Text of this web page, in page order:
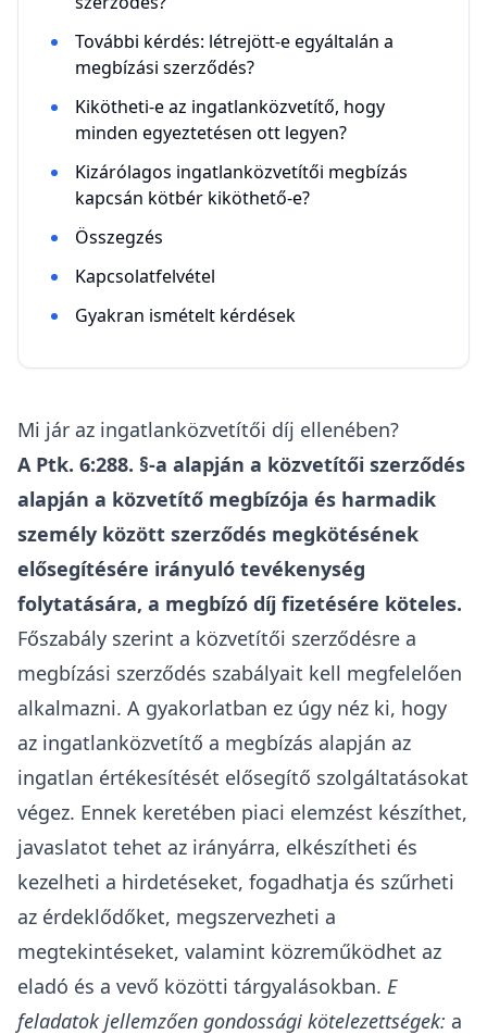
További kérdés: létrejött-e egyáltalán a
megbízási szerződés?
Kikötheti-e az ingatlanközvetítő, hogy
minden egyeztetésen ott legyen?
Kizárólagos ingatlanközvetítői megbízás
kapcsán kötbér kiköthető-e?
Összegzés
Kapcsolatfelvétel
Gyakran ismételt kérdések
Mi jár az ingatlanközvetítői díj ellenében?
A Ptk. 6:288. §-a alapján a közvetítői szerződés
alapján a közvetítő megbízója és harmadik
személy között szerződés megkötésének
elősegítésére irányuló tevékenység
folytatására, a megbízó díj fizetésére köteles.
Főszabály szerint a közvetítői szerződésre a
megbízási szerződés szabályait kell megfelelően
alkalmazni. A gyakorlatban ez úgy néz ki, hogy
az ingatlanközvetítő a megbízás alapján az
ingatlan értékesítését elősegítő szolgáltatásokat
végez. Ennek keretében piaci elemzést készíthet,
javaslatot tehet az irányárra, elkészítheti és
kezelheti a hirdetéseket, fogadhatja és szűrheti
az érdeklődőket, megszervezheti a
megtekintéseket, valamint közreműködhet az
eladó és a vevő közötti tárgyalásokban. E
feladatok jellemzően gondossági kötelezettségek: a